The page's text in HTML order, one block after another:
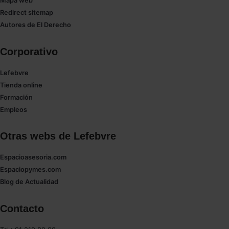
Saber más acerca de las cookies
Redirect sitemap
Autores de El Derecho
Corporativo
Lefebvre
Tienda online
Formación
Empleos
Otras webs de Lefebvre
Espacioasesoria.com
Espaciopymes.com
Blog de Actualidad
Contacto